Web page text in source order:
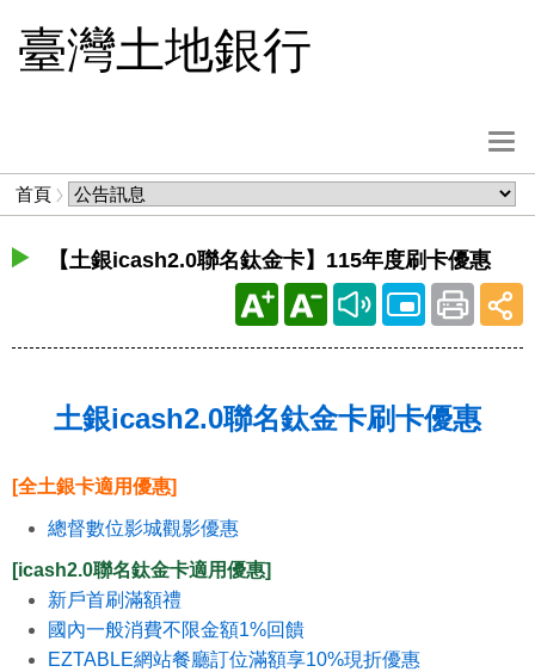
臺灣土地銀行
選
單
按
首頁
麵
包
屑
【土銀icash2.0聯名鈦金卡】115年度刷卡優惠
土銀icash2.0聯名鈦金卡刷卡優惠
[全土銀卡適用優惠]
總督數位影城觀影優惠
[icash2.0聯名鈦金卡適用優惠]
新戶首刷滿額禮
國內一般消費不限金額1%回饋
EZTABLE網站餐廳訂位滿額享10%現折優惠